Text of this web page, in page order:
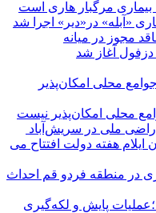
محلی امکان‌پذیر نیست